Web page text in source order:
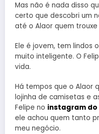
Mas não é nada disso
certo que descobri um
até o Alaor quem
Ele é jovem, tem lindos
muito inteligente. O
vida.
Há tempos que o Alaor
lojinha de camisetas e
Felipe no instagram
ele achou quem tanto
meu negócio.